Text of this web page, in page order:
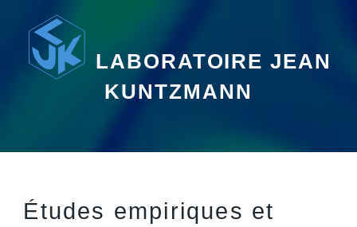
LABORATOIRE JEAN
KUNTZMANN
Études empiriques et